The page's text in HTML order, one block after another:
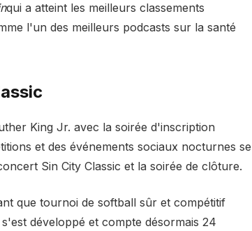
qui a atteint les meilleurs classements
l'un des meilleurs podcasts sur la santé
King Jr. avec la soirée d'inscription
et des événements sociaux nocturnes se
Sin City Classic et la soirée de clôture.
que tournoi de softball sûr et compétitif
développé et compte désormais 24